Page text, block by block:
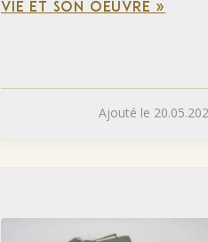
VIE ET SON OEUVRE »
Ajouté le